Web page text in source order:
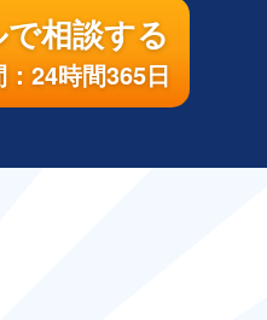
相談する
24時間365日